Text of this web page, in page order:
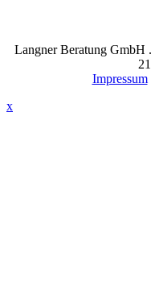
Langner Beratung GmbH
Impressum
x